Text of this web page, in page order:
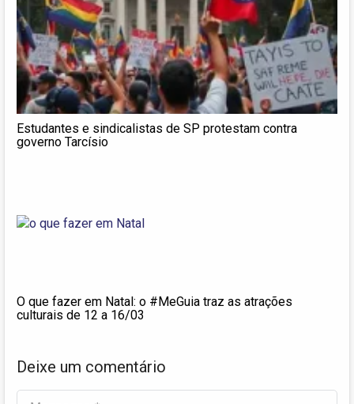
Estudantes e sindicalistas de SP protestam contra
governo Tarcísio
O que fazer em Natal: o #MeGuia traz as atrações
culturais de 12 a 16/03
Deixe um comentário